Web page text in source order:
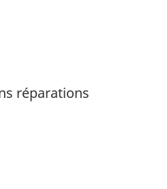
réparations